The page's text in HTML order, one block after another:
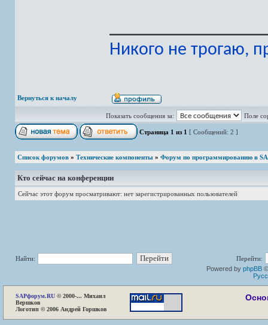
Никого не трогаю,
Вернуться к началу
Показать сообщения за: Поле
Страница 1 из 1 [ Сообщений: 2 ]
Список форумов » Технические компоненты » Форум по программированию в
Кто сейчас на конференции
Сейчас этот форум просматривают: нет зарегистрированных пользователей
Найти:
Перейти:
Powered by phpBB
SAPфорум.RU © 2000-... Михаил
Вершков
Логотип © 2006 Андрей Горшков